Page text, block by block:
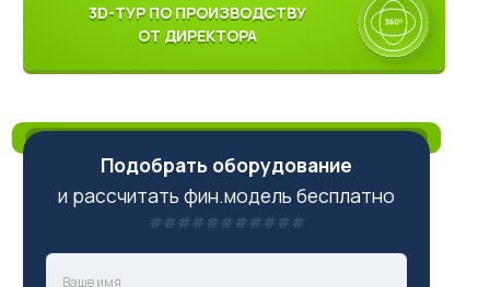
3D-ТУР ПО ПРОИЗВОДСТВУ
ОТ ДИРЕКТОРА
Подобрать оборудование
и рассчитать фин.модель бесплатно